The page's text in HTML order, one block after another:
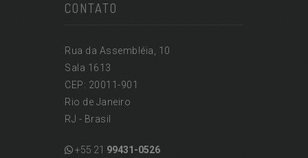
CONTATO
Rua da Assembléia, 10
Sala 1613
CEP: 20011-901
Rio de Janeiro
RJ - Brasil
+55 21 99431-0526